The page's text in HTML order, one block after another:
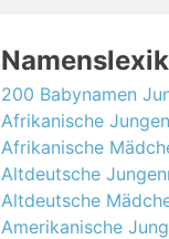
200 Babynamen
Afrikanische
Afrikanische
Altdeutsche
Altdeutsche
Amerikanische